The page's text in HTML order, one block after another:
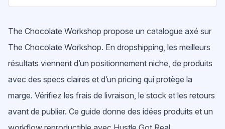
The Chocolate Workshop propose un catalogue axé sur
The Chocolate Workshop. En dropshipping, les meilleurs
résultats viennent d’un positionnement niche, de produits
avec des specs claires et d’un pricing qui protège la
marge. Vérifiez les frais de livraison, le stock et les retours
avant de publier. Ce guide donne des idées produits et un